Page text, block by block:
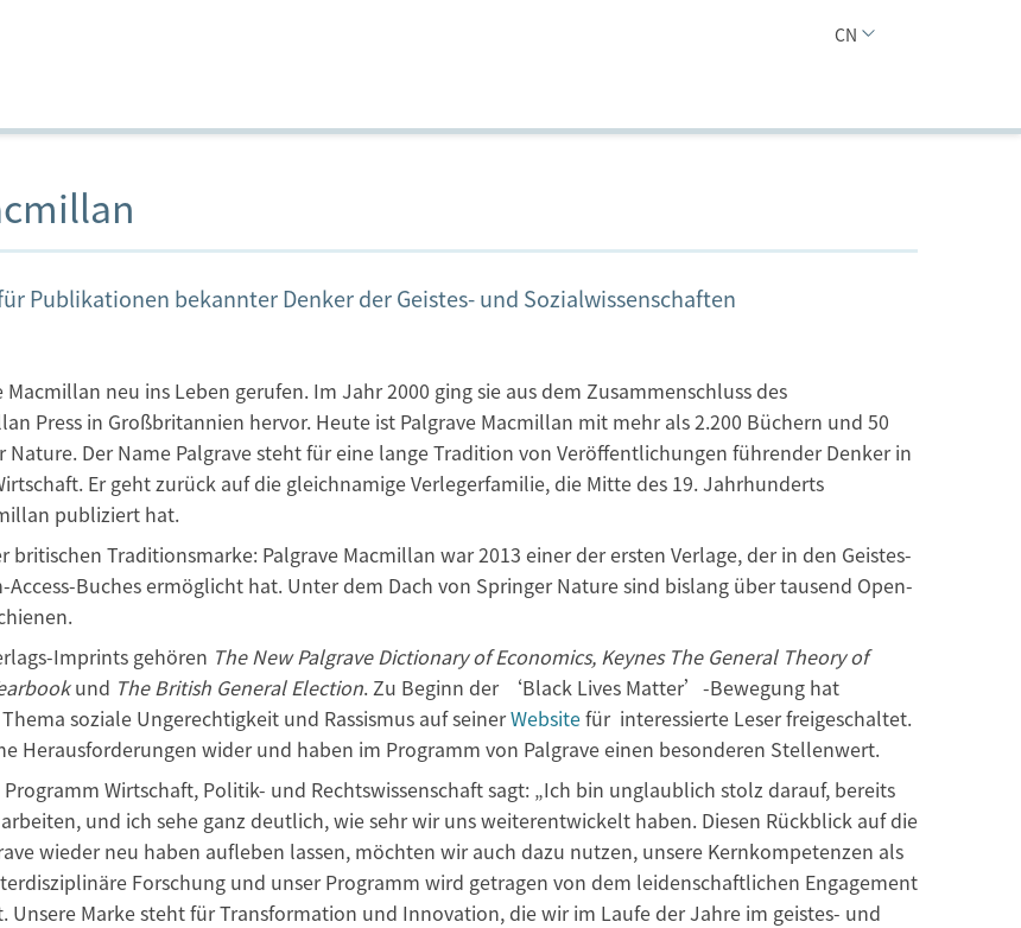
CN
Publikationen bekannter Denker der Geistes- und Sozialwissenschaften
neu ins Leben gerufen. Im Jahr 2000 ging sie aus dem Zusammenschluss des
Press in Großbritannien hervor. Heute ist Palgrave Macmillan mit mehr als 2.200 Büchern und 50
Der Name Palgrave steht für eine lange Tradition von Veröffentlichungen führender Denker in
Er geht zurück auf die gleichnamige Verlegerfamilie, die Mitte des 19. Jahrhunderts
publiziert hat.
Traditionsmarke: Palgrave Macmillan war 2013 einer der ersten Verlage, der in den Geistes-
Buches ermöglicht hat. Unter dem Dach von Springer Nature sind bislang über tausend Open-
Imprints gehören The New Palgrave Dictionary of Economics, Keynes The General Theory of
und The British General Election. Zu Beginn der ‘Black Lives Matter’-Bewegung hat
soziale Ungerechtigkeit und Rassismus auf seinerWebsitefür interessierte Leser freigeschaltet.
Herausforderungen wider und haben im Programm von Palgrave einen besonderen Stellenwert.
Wirtschaft, Politik- und Rechtswissenschaft sagt: „Ich bin unglaublich stolz darauf, bereits
und ich sehe ganz deutlich, wie sehr wir uns weiterentwickelt haben. Diesen Rückblick auf die
wieder neu haben aufleben lassen, möchten wir auch dazu nutzen, unsere Kernkompetenzen als
Forschung und unser Programm wird getragen von dem leidenschaftlichen Engagement
Marke steht für Transformation und Innovation, die wir im Laufe der Jahre im geistes- und